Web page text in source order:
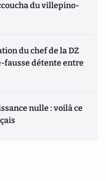
du villepino-
du chef de la DZ
fausse détente entre
nulle : voilà ce